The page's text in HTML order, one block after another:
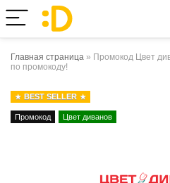
Главная страница » Промокод Цвет
по промокоду!
BEST SELLER
Промокод Цвет диванов